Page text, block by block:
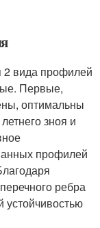
2 вида профилей
Первые,
оптимальны
зноя и
профилей
ребра
устойчивостью